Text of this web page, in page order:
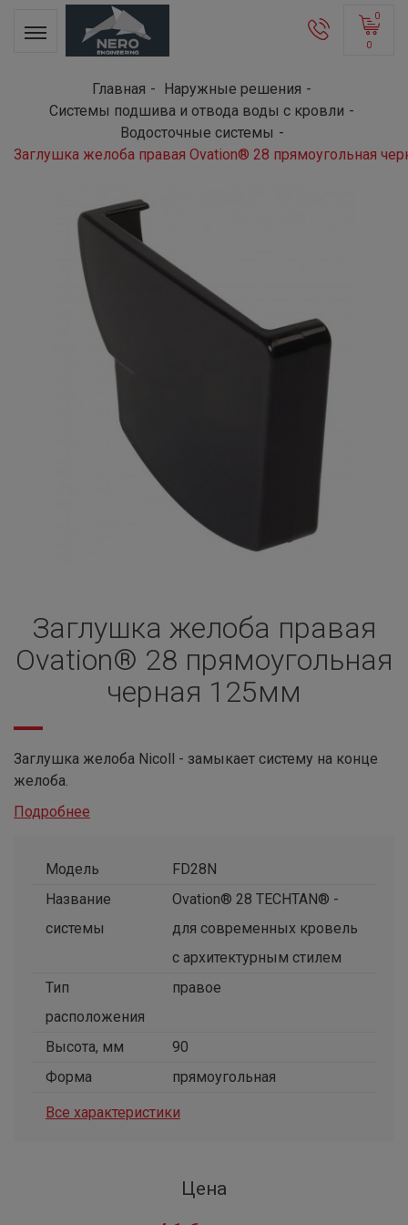
0
0
Главная
Наружные решения
Системы подшива и отвода воды с кровли
Водосточные системы
Заглушка желоба правая Ovation® 28 прямоугольная
Заглушка желоба правая
Ovation® 28 прямоугольная
черная 125мм
Заглушка желоба Nicoll - замыкает систему на конце
желоба.
Подробнее
Модель
FD28N
Название
системы
Ovation® 28 TECHTAN® -
для современных кровель
с архитектурным стилем
Тип
расположения
правое
Высота, мм
90
Форма
прямоугольная
Все характеристики
Цена